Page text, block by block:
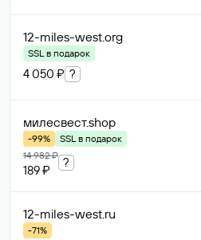
12-miles-west.org
SSL в подарок
4 050 ₽ ?
милесвест.shop
-99%
SSL в подарок
14 982 ₽
189 ₽
?
12-miles-west.ru
-71%